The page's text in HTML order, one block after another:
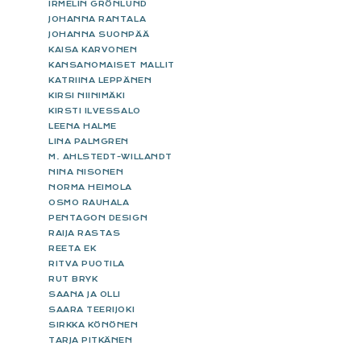
IRMELIN GRÖNLUND
JOHANNA RANTALA
JOHANNA SUONPÄÄ
KAISA KARVONEN
KANSANOMAISET MALLIT
KATRIINA LEPPÄNEN
KIRSI NIINIMÄKI
KIRSTI ILVESSALO
LEENA HALME
LINA PALMGREN
M. AHLSTEDT-WILLANDT
NINA NISONEN
NORMA HEIMOLA
OSMO RAUHALA
PENTAGON DESIGN
RAIJA RASTAS
REETA EK
RITVA PUOTILA
RUT BRYK
SAANA JA OLLI
SAARA TEERIJOKI
SIRKKA KÖNÖNEN
TARJA PITKÄNEN